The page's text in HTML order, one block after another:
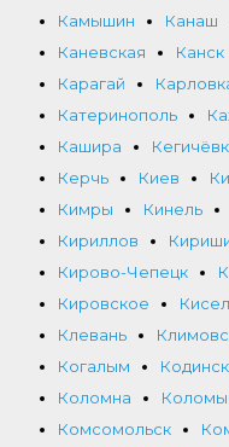
Камышин
Канаш
Каневская
Канск
Карагай
Катеринополь
Кашира
Керчь
Киев
Кимры
Кинель
Кириллов
Кирово-Чепецк
Кировское
Клевань
Когалым
Кодинск
Коломна
Комсомольск